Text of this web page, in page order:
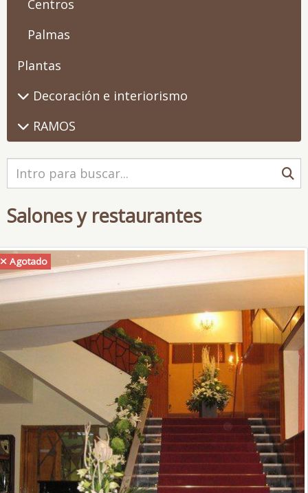
Centros
Palmas
Plantas
Decoración e interiorismo
RAMOS
Salones y restaurantes
Agotado